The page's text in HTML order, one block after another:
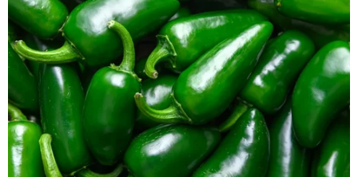
Xem thêm
CƠ QUAN CHỦ QUẢN: THÔNG TẤN XÃ VIỆT NAM